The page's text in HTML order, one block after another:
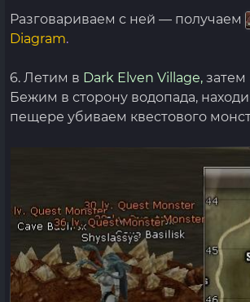
Разговариваем с ней — получаем
Diagram.
6. Летим в Dark Elven Village, затем
Бежим в сторону водопада,
пещере убиваем квестового